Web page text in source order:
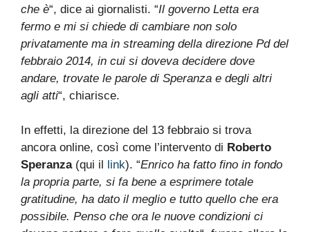
che è“, dice ai giornalisti. “Il governo Letta era
fermo e mi si chiede di cambiare non solo
privatamente ma in streaming della direzione Pd del
febbraio 2014, in cui si doveva decidere dove
andare, trovate le parole di Speranza e degli altri
agli atti“, chiarisce.
In effetti, la direzione del 13 febbraio si trova
ancora online, così come l’intervento di Roberto
Speranza(qui il link). “Enrico ha fatto fino in fondo
la propria parte, si fa bene a esprimere totale
gratitudine, ha dato il meglio e tutto quello che era
possibile. Penso che ora le nuove condizioni ci